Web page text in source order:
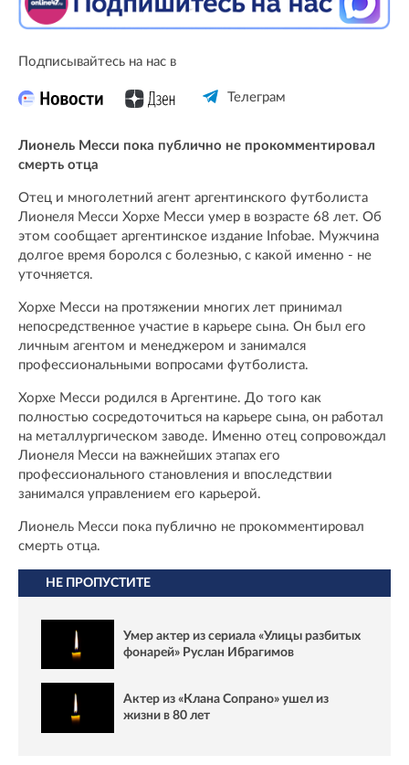
Подписывайтесь на нас в
Телеграм
Лионель Месси пока публично не прокомментировал
смерть отца
Отец и многолетний агент аргентинского футболиста
Лионеля Месси Хорхе Месси умер в возрасте 68 лет. Об
этом сообщает аргентинское издание Infobae. Мужчина
долгое время боролся с болезнью, с какой именно - не
уточняется.
Хорхе Месси на протяжении многих лет принимал
непосредственное участие в карьере сына. Он был его
личным агентом и менеджером и занимался
профессиональными вопросами футболиста.
Хорхе Месси родился в Аргентине. До того как
полностью сосредоточиться на карьере сына, он работал
на металлургическом заводе. Именно отец сопровождал
Лионеля Месси на важнейших этапах его
профессионального становления и впоследствии
занимался управлением его карьерой.
Лионель Месси пока публично не прокомментировал
смерть отца.
НЕ ПРОПУСТИТЕ
Умер актер из сериала «Улицы разбитых
фонарей» Руслан Ибрагимов
Актер из «Клана Сопрано» ушел из
жизни в 80 лет